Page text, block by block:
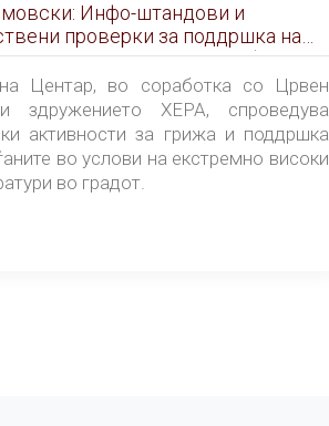
Инфо-штандови и
проверки за поддршка на
во услови на топлотен бран
Центар, во соработка со Црвен
здружението ХЕРА, спроведува
активности за грижа и поддршка
во услови на екстремно високи
во градот.